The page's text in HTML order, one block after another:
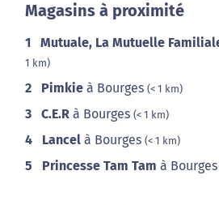
Magasins à proximité
1 Mutuale, La Mutuelle
1 km)
2 Pimkie à Bourges (< 1 km)
3 C.E.R à Bourges (< 1 km)
4 Lancel à Bourges (< 1 km)
5 Princesse Tam Tam à Bourges